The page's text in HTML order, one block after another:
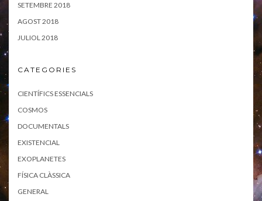
SETEMBRE 2018
AGOST 2018
JULIOL 2018
CATEGORIES
CIENTÍFICS ESSENCIALS
COSMOS
DOCUMENTALS
EXISTENCIAL
EXOPLANETES
FÍSICA CLÀSSICA
GENERAL